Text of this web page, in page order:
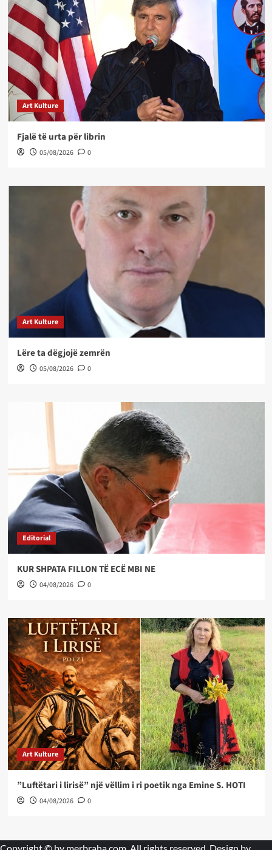
Art Kulture
Fjalë të urta për librin
05/08/2026 0
Art Kulture
Lëre ta dëgjojë zemrën
05/08/2026 0
Editorial
KUR SHPATA FILLON TË ECË MBI NE
04/08/2026 0
Art Kulture
”Luftëtari i lirisë” një vëllim i ri poetik nga Emine S. HOTI
04/08/2026 0